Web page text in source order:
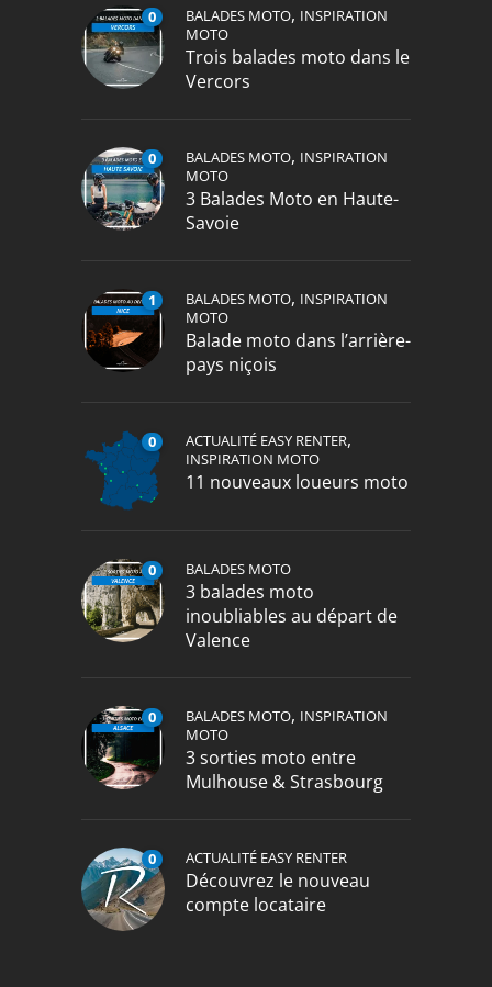
0 BALADES MOTO, INSPIRATION
MOTO
Trois balades moto dans le
Vercors
0 BALADES MOTO, INSPIRATION
MOTO
3 Balades Moto en Haute-
Savoie
1 BALADES MOTO, INSPIRATION
MOTO
Balade moto dans l’arrière-
pays niçois
0 ACTUALITÉ EASY RENTER,
INSPIRATION MOTO
11 nouveaux loueurs moto
0 BALADES MOTO
3 balades moto
inoubliables au départ de
Valence
0 BALADES MOTO, INSPIRATION
MOTO
3 sorties moto entre
Mulhouse & Strasbourg
0 ACTUALITÉ EASY RENTER
Découvrez le nouveau
compte locataire